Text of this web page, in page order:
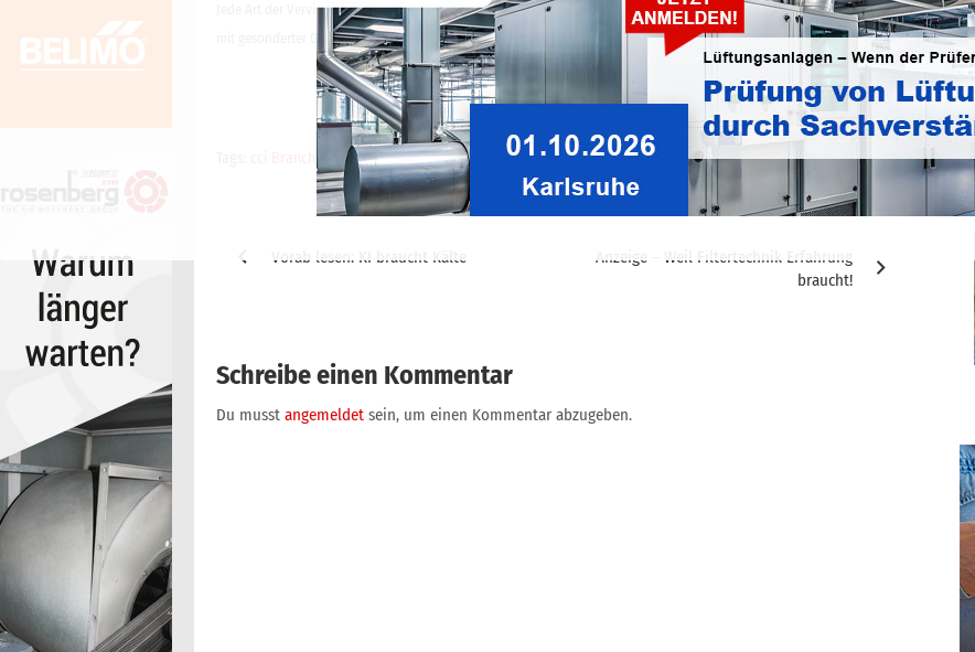
Jede Art der Vervielfältigung, Verbreitung, öffentlichen Zugänglichmachung oder Bearbeitung, auch auszugsweise, ist nur
mit gesonderter Genehmigung der cci Dialog GmbH gestattet.
cci Branchenticker
Vorab lesen: KI braucht Kälte
Anzeige – Weil Filtertechnik Erfahrung
braucht!
Schreibe einen Kommentar
Du musst angemeldet sein, um einen Kommentar abzugeben.